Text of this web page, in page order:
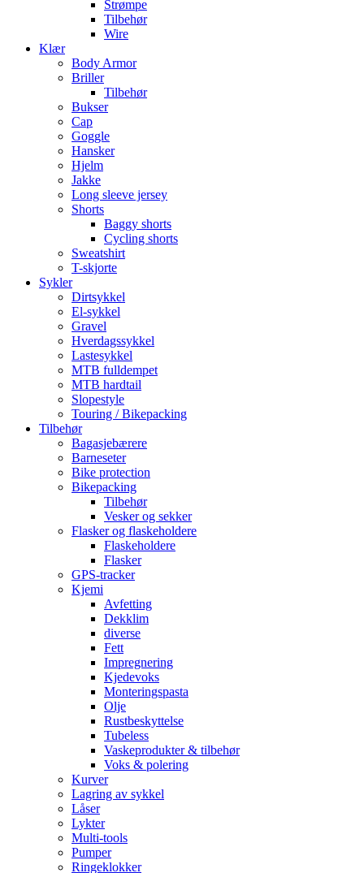
Strømpe
Tilbehør
Wire
Klær
Body Armor
Briller
Tilbehør
Bukser
Cap
Goggle
Hansker
Hjelm
Jakke
Long sleeve jersey
Shorts
Baggy shorts
Cycling shorts
Sweatshirt
T-skjorte
Sykler
Dirtsykkel
El-sykkel
Gravel
Hverdagssykkel
Lastesykkel
MTB fulldempet
MTB hardtail
Slopestyle
Touring / Bikepacking
Tilbehør
Bagasjebærere
Barneseter
Bike protection
Bikepacking
Tilbehør
Vesker og sekker
Flasker og flaskeholdere
Flaskeholdere
Flasker
GPS-tracker
Kjemi
Avfetting
Dekklim
diverse
Fett
Impregnering
Kjedevoks
Monteringspasta
Olje
Rustbeskyttelse
Tubeless
Vaskeprodukter & tilbehør
Voks & polering
Kurver
Lagring av sykkel
Låser
Lykter
Multi-tools
Pumper
Ringeklokker